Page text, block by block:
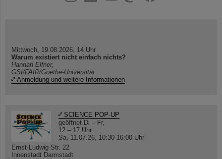
Mittwoch, 19.08.2026, 14 Uhr
Warum existiert nicht einfach nichts?
Hannah Elfner,
GSI/FAIR/Goethe-Universität
Anmeldung und weitere Informationen
SCIENCE POP-UP
geöffnet Di – Fr,
12 – 17 Uhr
Sa, 11.07.26, 10:30-16:00 Uhr
Ernst-Ludwig-Str. 22
Innenstadt Darmstadt